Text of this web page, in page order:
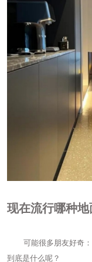
现在流行哪种地
可能很多朋友好奇：
到底是什么呢？